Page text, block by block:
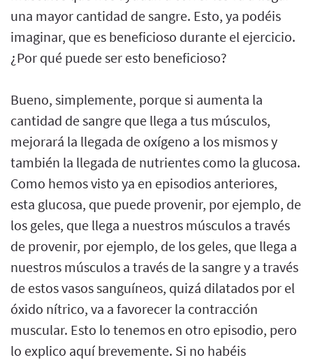
una mayor cantidad de sangre. Esto, ya podéis
imaginar, que es beneficioso durante el ejercicio.
¿Por qué puede ser esto beneficioso?
Bueno, simplemente, porque si aumenta la
cantidad de sangre que llega a tus músculos,
mejorará la llegada de oxígeno a los mismos y
también la llegada de nutrientes como la glucosa.
Como hemos visto ya en episodios anteriores,
esta glucosa, que puede provenir, por ejemplo, de
los geles, que llega a nuestros músculos a través
de provenir, por ejemplo, de los geles, que llega a
nuestros músculos a través de la sangre y a través
de estos vasos sanguíneos, quizá dilatados por el
óxido nítrico, va a favorecer la contracción
muscular. Esto lo tenemos en otro episodio, pero
lo explico aquí brevemente. Si no habéis